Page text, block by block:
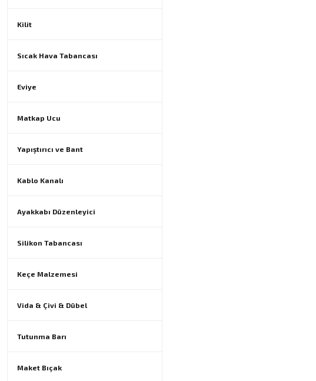
Kilit
Sıcak Hava Tabancası
Eviye
Matkap Ucu
Yapıştırıcı ve Bant
Kablo Kanalı
Ayakkabı Düzenleyici
Silikon Tabancası
Keçe Malzemesi
Vida & Çivi & Dübel
Tutunma Barı
Maket Bıçak